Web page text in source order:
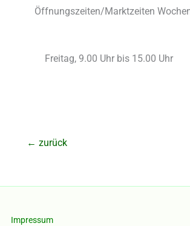
Öffnungszeiten/Marktzeiten
Freitag, 9.00 Uhr bis 15.00 Uhr
← zurück
Impressum